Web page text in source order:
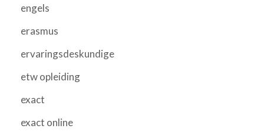
engels
erasmus
ervaringsdeskundige
etw opleiding
exact
exact online